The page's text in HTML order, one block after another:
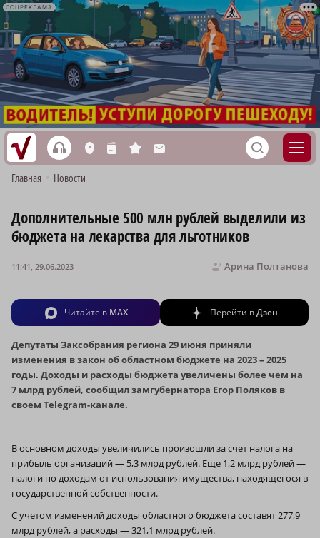
СОЦРЕКЛАМА
h L n s M S
Главная Новости
Дополнительные 500 млн рублей выделили из
бюджета на лекарства для льготников
Арина Полтанова
11:41, 29.06.2023
Читайте в MAX Перейти вДзен
Депутаты Заксобрания региона 29 июня приняли
изменения в закон об областном бюджете на 2023 – 2025
годы. Доходы и расходы бюджета увеличены более чем на
7 млрд рублей, сообщил замгубернатора Егор Поляков в
своем Telegram-канале.
В основном доходы увеличились произошли за счет налога на
прибыль организаций — 5,3 млрд рублей. Еще 1,2 млрд рублей —
налоги по доходам от использования имущества, находящегося в
государственной собственности.
С учетом изменений доходы областного бюджета составят 277,9
млрд рублей, а расходы — 321,1 млрд рублей.